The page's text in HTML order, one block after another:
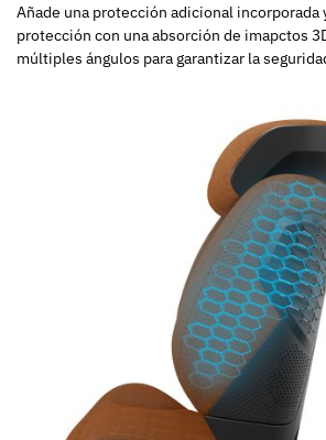
Añade una protección adicional incorporada
protección con una absorción de imapctos
múltiples ángulos para garantizar la